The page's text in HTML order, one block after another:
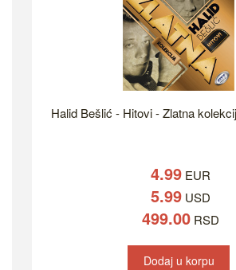
Halid Bešlić - Hitovi - Zlatna
4.99 EUR
5.99 USD
499.00 RSD
Dodaj u korpu